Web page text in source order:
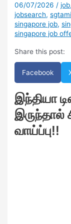
06/07/2026 /job
jobsearch,
singapore job,
singapore job
Share this post:
Facebook
இந்தியா
இருந்தால்
வாய்ப்பு!!